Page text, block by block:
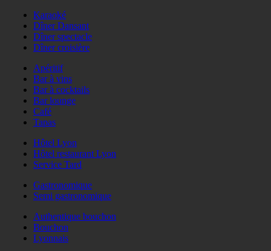
Karaoké
Dîner Dansant
Dîner spectacle
Dîner croisière
Apéritif
Bar à vins
Bar à cocktails
Bar lounge
Café
Tapas
Hôtel Lyon
Hôtel restaurant Lyon
Service Tard
Gastronomique
Semi gastronomique
Authentique bouchon
Bouchon
Lyonnais